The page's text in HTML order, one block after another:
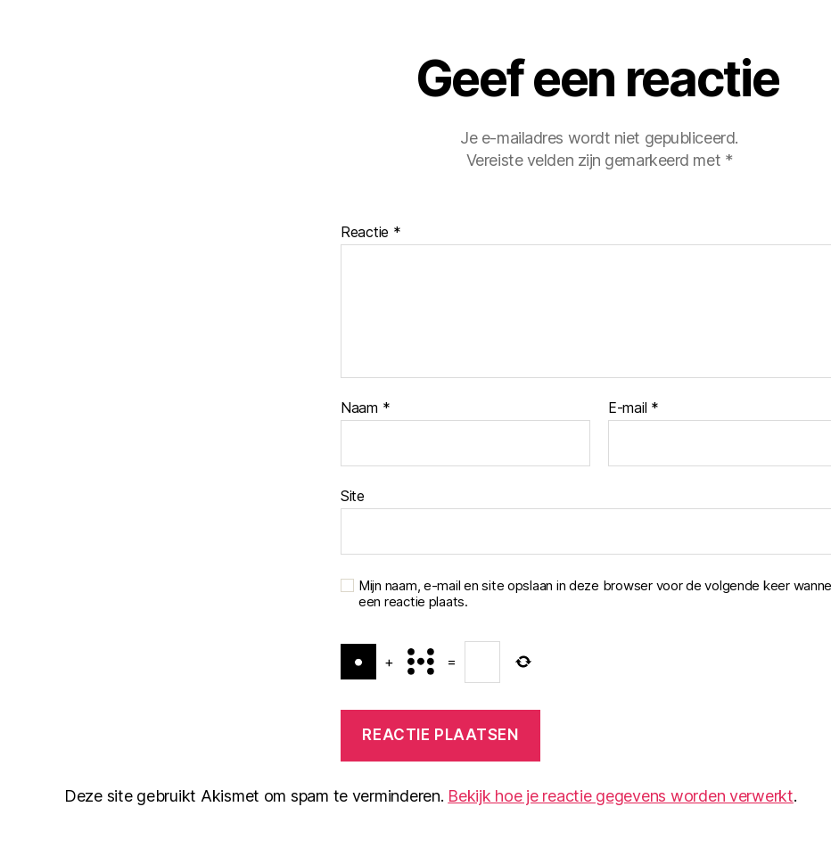
Geef een reactie
Je e-mailadres wordt niet gepubliceerd.
Vereiste velden zijn gemarkeerd met *
Reactie *
Naam * E-mail *
Site
Mijn naam, e-mail en site opslaan in deze browser voor de volgende keer
een reactie plaats.
+ =
Deze site gebruikt Akismet om spam te verminderen. Bekijk hoe je reactie gegevens worden verwerkt.